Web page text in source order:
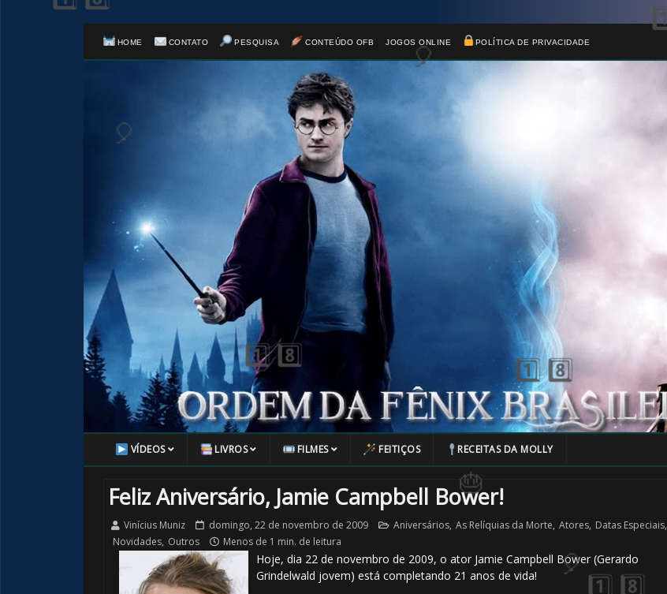
HOME CONTATO PESQUISA CONTEÚDO OFB JOGOS ONLINE POLÍTICA DE PRIVACIDADE
VÍDEOS LIVROS FILMES FEITIÇOS RECEITAS DA MOLLY
Feliz Aniversário, Jamie Campbell Bower!
Vinícius Muniz domingo, 22 de novembro de 2009 Aniversários, As Relíquias da Morte, Atores, Datas Especiais,
Novidades, Outros Menos de 1 min. de leitura
Hoje, dia 22 de novembro de 2009, o ator Jamie Campbell Bower (Gerardo
Grindelwald jovem) está completando 21 anos de vida!
⚡ ⚡
1️⃣ 8️⃣
🎈
🎈
🎈
⚡
1️⃣ 8️⃣